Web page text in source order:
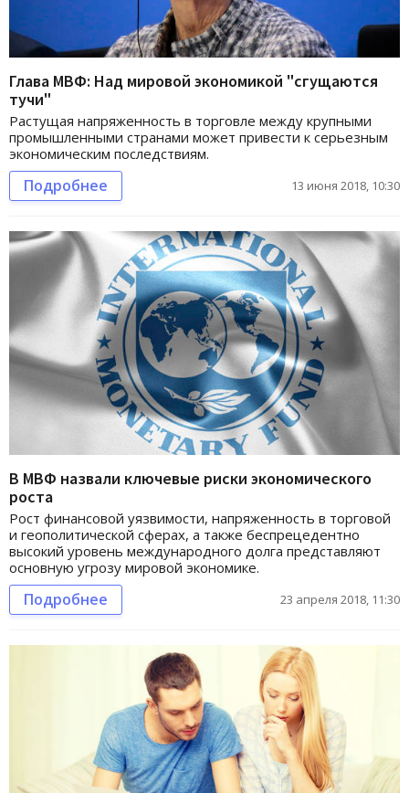
Глава МВФ: Над мировой экономикой "сгущаются
тучи"
Растущая напряженность в торговле между крупными
промышленными странами может привести к серьезным
экономическим последствиям.
Подробнее 13 июня 2018, 10:30
В МВФ назвали ключевые риски экономического
роста
Рост финансовой уязвимости, напряженность в торговой
и геополитической сферах, а также беспрецедентно
высокий уровень международного долга представляют
основную угрозу мировой экономике.
Подробнее 23 апреля 2018, 11:30